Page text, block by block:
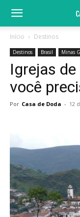
Início Destinos
Destinos Brasil Minas
Igrejas
você
Por Casa de Doda - 12